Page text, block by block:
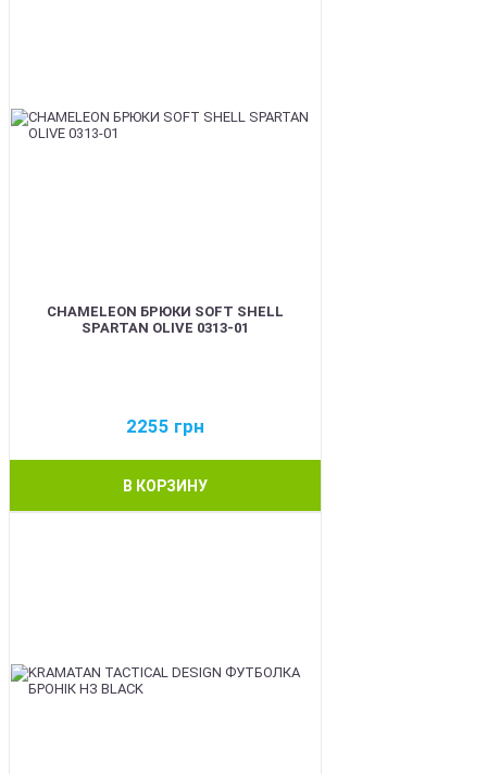
CHAMELEON БРЮКИ SOFT SHELL
SPARTAN OLIVE 0313-01
2255 грн
В КОРЗИНУ